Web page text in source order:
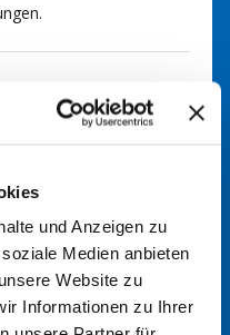
und Anzeigen zu
Medien anbieten
Website zu
Informationen zu Ihrer
. Durch Eingabe
Fahrzeug finden. Bei
Ihres Fahrzeugs